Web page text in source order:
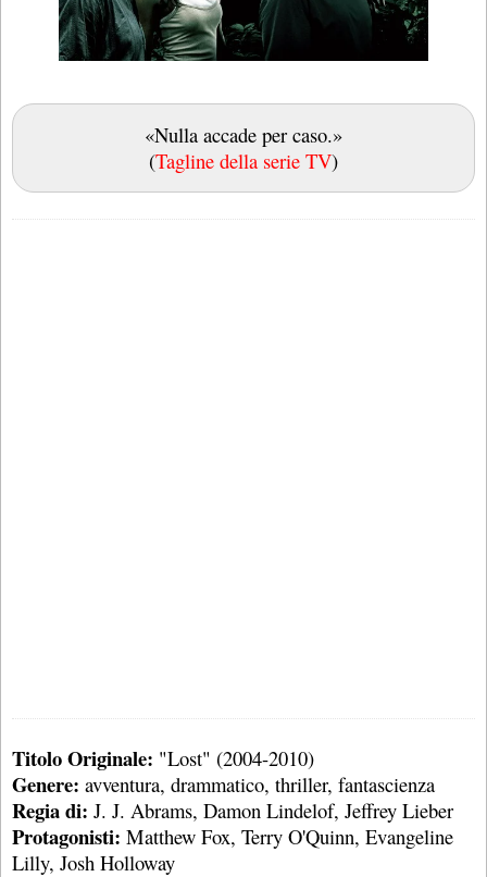
«Nulla accade per caso.»
(Tagline della serie TV)
Titolo Originale: "Lost" (2004-2010)
Genere: avventura, drammatico, thriller, fantascienza
Regia di: J. J. Abrams, Damon Lindelof, Jeffrey Lieber
Protagonisti: Matthew Fox, Terry O'Quinn, Evangeline
Lilly, Josh Holloway